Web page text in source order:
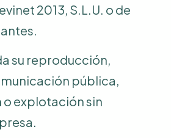
2013, S.L.U. o de
su reproducción,
pública,
explotación sin